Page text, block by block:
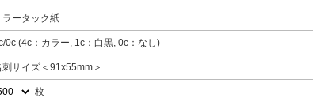
ラータック紙
0c (4c：カラー, 1c：白黒, 0c：なし)
刺サイズ＜91x55mm＞
枚